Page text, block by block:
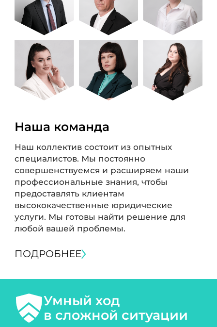
Наша команда
Наш коллектив состоит из опытных
специалистов. Мы постоянно
совершенствуемся и расширяем наши
профессиональные знания, чтобы
предоставлять клиентам
высококачественные юридические
услуги. Мы готовы найти решение для
любой вашей проблемы.
ПОДРОБНЕЕ
Умный ход
в сложной ситуации